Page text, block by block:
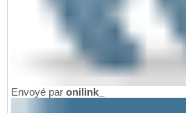
Envoyé par onilink_